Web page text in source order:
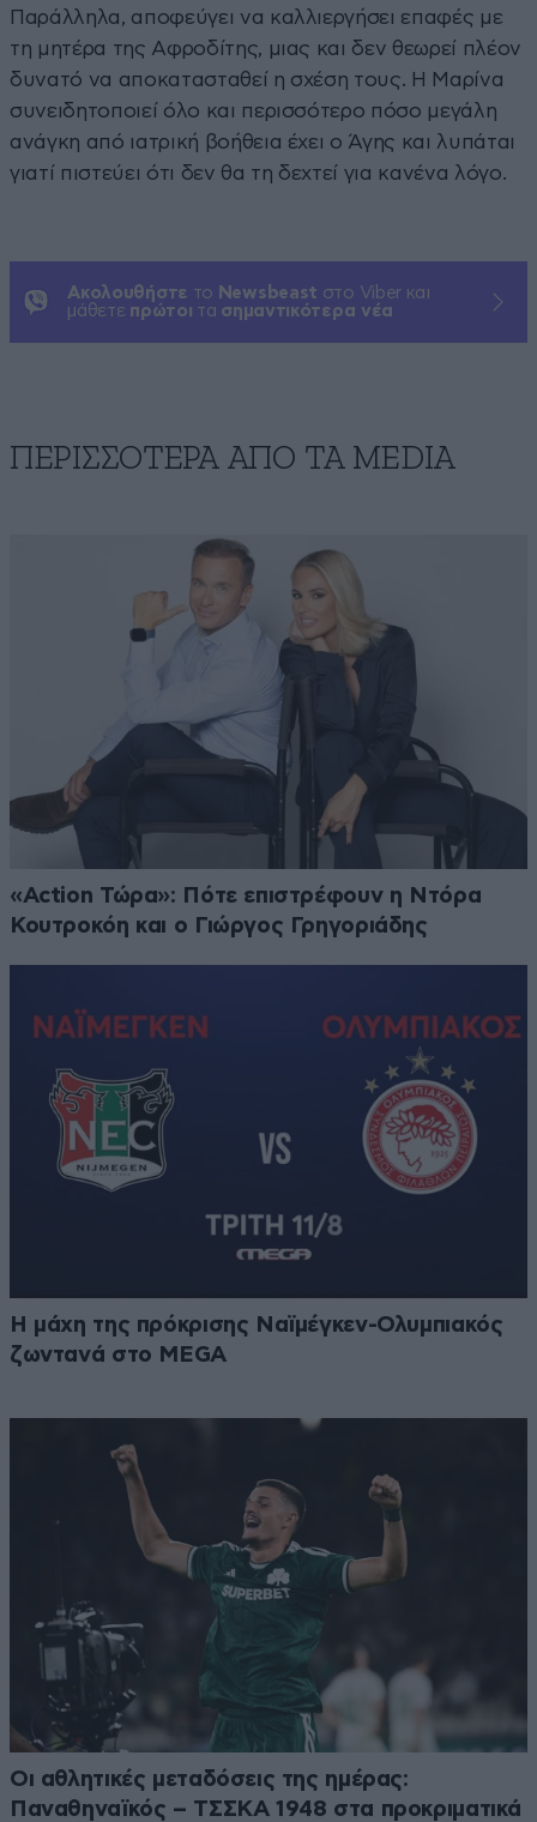
Παράλληλα, αποφεύγει να καλλιεργήσει επαφές με
τη μητέρα της Αφροδίτης, μιας και δεν θεωρεί πλέον
δυνατό να αποκατασταθεί η σχέση τους. Η Μαρίνα
συνειδητοποιεί όλο και περισσότερο πόσο μεγάλη
ανάγκη από ιατρική βοήθεια έχει ο Άγης και λυπάται
γιατί πιστεύει ότι δεν θα τη δεχτεί για κανένα λόγο.
Ακολουθήστε το Newsbeast στο Viber και
μάθετε πρώτοι τα σημαντικότερα νέα
ΠΕΡΙΣΣΟΤΕΡΑ ΑΠΟ ΤA MEDIA
«Action Τώρα»: Πότε επιστρέφουν η Ντόρα
Κουτροκόη και ο Γιώργος Γρηγοριάδης
Η μάχη της πρόκρισης Ναϊμέγκεν-Ολυμπιακός
ζωντανά στο MEGA
Οι αθλητικές μεταδόσεις της ημέρας:
Παναθηναϊκός – ΤΣΣΚΑ 1948 στα προκριματικά